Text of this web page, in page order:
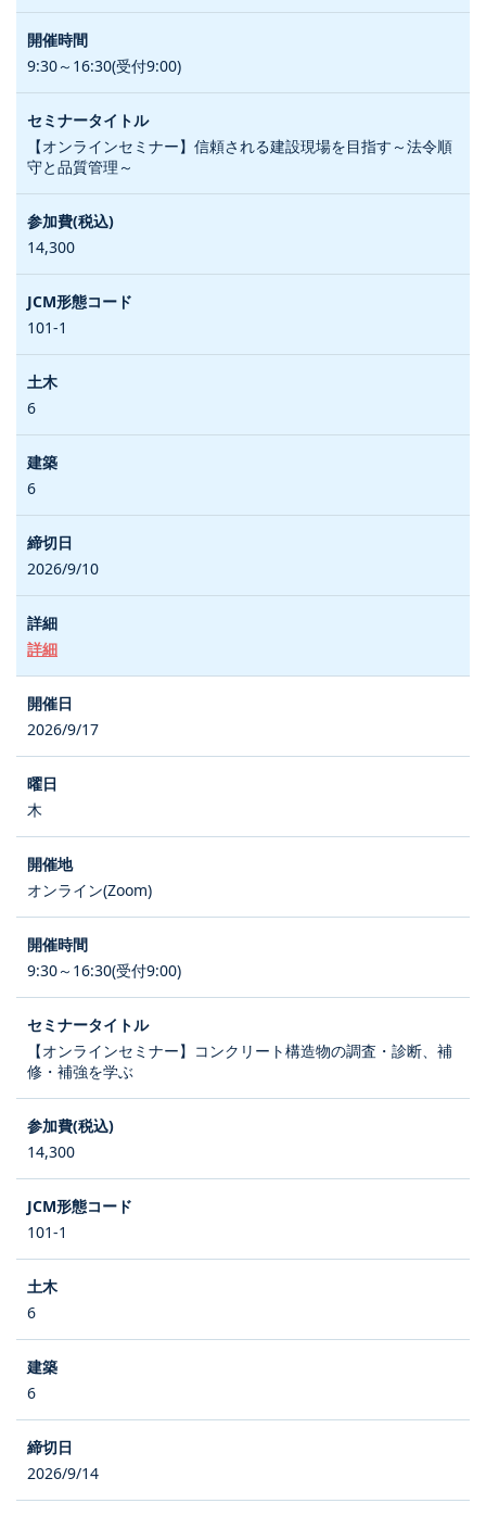
9:30～16:30(受付9:00)
【オンラインセミナー】信頼される建設現場を目指す～法令順
守と品質管理～
14,300
101-1
6
6
2026/9/10
詳細
2026/9/17
木
オンライン(Zoom)
9:30～16:30(受付9:00)
【オンラインセミナー】コンクリート構造物の調査・診断、補
修・補強を学ぶ
14,300
101-1
6
6
2026/9/14